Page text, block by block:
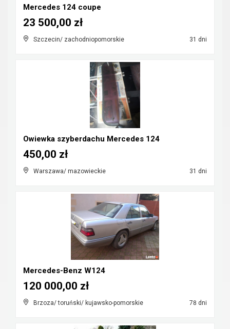
Mercedes 124 coupe
Szczecin/ zachodniopomorskie 31 dni
23 500,00 zł
Owiewka szyberdachu Mercedes 124
Warszawa/ mazowieckie 31 dni
450,00 zł
Mercedes-Benz W124
Brzoza/ toruński/ kujawsko-pomorskie 78 dni
120 000,00 zł